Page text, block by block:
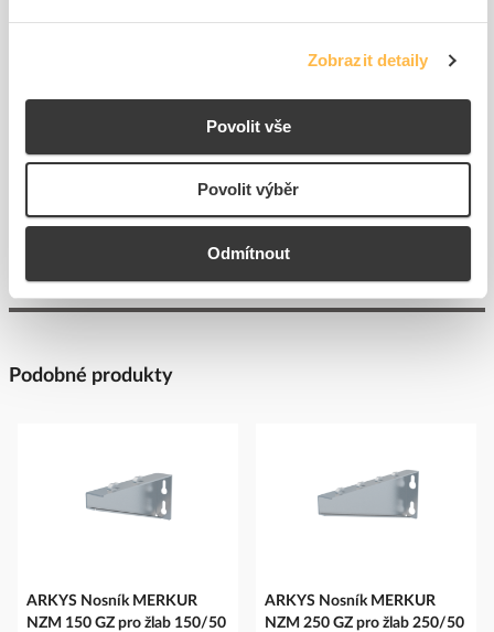
Zobrazit detaily
Povolit vše
Povolit výběr
Odmítnout
ARKYS Žlab MERKUR 2
120 m
košíku
ARKYS Žlab MERKUR 2
670,07 Kč/m
94 m
košíku
Podobné produkty
ARKYS Nosník MERKUR
NZM 150 GZ pro žlab 150/50
ARKYS Nosník MERKUR
NZM 250 GZ pro žlab 250/50